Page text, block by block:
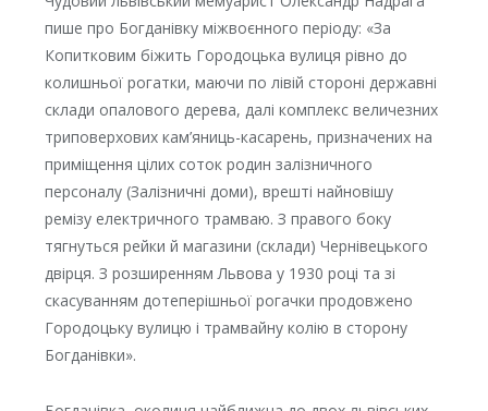
пише про Богданівку міжвоєнного періоду: «За
Копитковим біжить Городоцька вулиця рівно до
колишньої рогатки, маючи по лівій стороні державні
склади опалового дерева, далі комплекс величезних
триповерхових кам’яниць-касарень, призначених на
приміщення цілих соток родин залізничного
персоналу (Залізничні доми), врешті найновішу
ремізу електричного трамваю. З правого боку
тягнуться рейки й магазини (склади) Чернівецького
двірця. З розширенням Львова у 1930 році та зі
скасуванням дотеперішньої рогачки продовжено
Городоцьку вулицю і трамвайну колію в сторону
Богданівки».